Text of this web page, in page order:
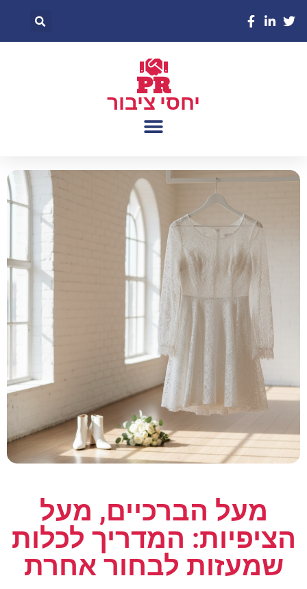
PR
יחסי ציבור
מעל הברכיים, מעל
הציפיות: המדריך לכלות
שמעזות לבחור אחרת